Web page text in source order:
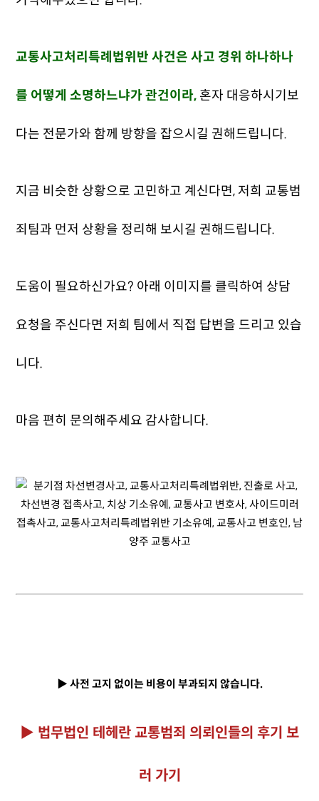
교통사고처리특례법위반 사건은 사고 경위 하나하나
를 어떻게 소명하느냐가 관건이라, 혼자 대응하시기보
다는 전문가와 함께 방향을 잡으시길 권해드립니다.
지금 비슷한 상황으로 고민하고 계신다면, 저희 교통범
죄팀과 먼저 상황을 정리해 보시길 권해드립니다.
도움이 필요하신가요? 아래 이미지를 클릭하여 상담
요청을 주신다면 저희 팀에서 직접 답변을 드리고 있습
니다.
마음 편히 문의해주세요 감사합니다.
▶ 사전 고지 없이는 비용이 부과되지 않습니다.
▶ 법무법인 테헤란 교통범죄 의뢰인들의 후기 보
러 가기